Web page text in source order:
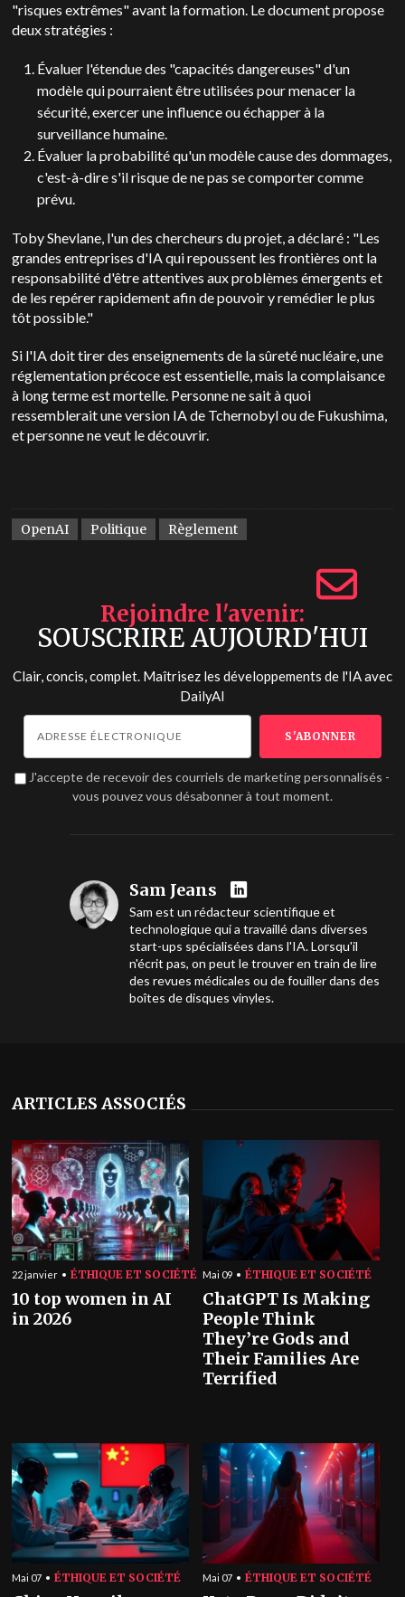
"risques extrêmes" avant la formation. Le document propose
deux stratégies :
Évaluer l'étendue des "capacités dangereuses" d'un
modèle qui pourraient être utilisées pour menacer la
sécurité, exercer une influence ou échapper à la
surveillance humaine.
Évaluer la probabilité qu'un modèle cause des dommages,
c'est-à-dire s'il risque de ne pas se comporter comme
prévu.
Toby Shevlane, l'un des chercheurs du projet, a déclaré : "Les
grandes entreprises d'IA qui repoussent les frontières ont la
responsabilité d'être attentives aux problèmes émergents et
de les repérer rapidement afin de pouvoir y remédier le plus
tôt possible."
Si l'IA doit tirer des enseignements de la sûreté nucléaire, une
réglementation précoce est essentielle, mais la complaisance
à long terme est mortelle. Personne ne sait à quoi
ressemblerait une version IA de Tchernobyl ou de Fukushima,
et personne ne veut le découvrir.
OpenAI Politique Règlement
Rejoindre l'avenir
SOUSCRIRE AUJOURD'HUI
Clair, concis, complet. Maîtrisez les développements de l'IA avec
DailyAI
J'accepte de recevoir des courriels de marketing personnalisés -
vous pouvez vous désabonner à tout moment.
Sam Jeans
Sam est un rédacteur scientifique et
technologique qui a travaillé dans diverses
start-ups spécialisées dans l'IA. Lorsqu'il
n'écrit pas, on peut le trouver en train de lire
des revues médicales ou de fouiller dans des
boîtes de disques vinyles.
ARTICLES ASSOCIÉS
22 janvier ÉTHIQUE ET SOCIÉTÉ
10 top women in AI
in 2026
Mai 09 ÉTHIQUE ET SOCIÉTÉ
ChatGPT Is Making
People Think
They’re Gods and
Their Families Are
Terrified
Mai 07 ÉTHIQUE ET SOCIÉTÉ Mai 07 ÉTHIQUE ET SOCIÉTÉ